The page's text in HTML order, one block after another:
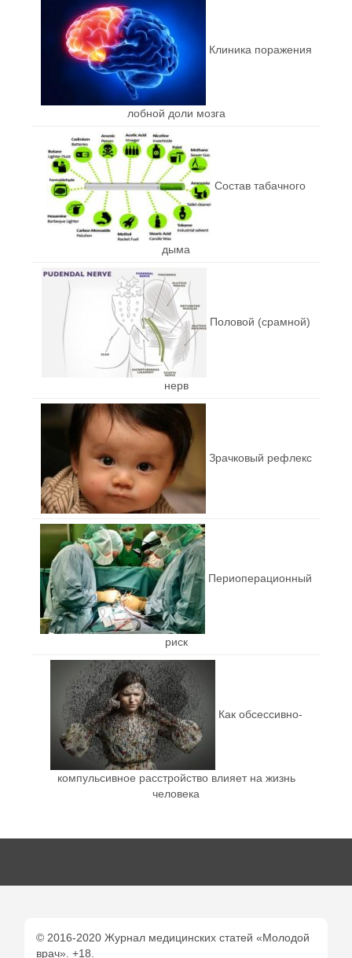
Клиника поражения
лобной доли мозга
Состав табачного
дыма
Половой (срамной)
нерв
Зрачковый рефлекс
Периоперационный
риск
Как обсессивно-
компульсивное расстройство влияет на жизнь
человека
© 2016-2020 Журнал медицинских статей «Молодой
врач». +18.